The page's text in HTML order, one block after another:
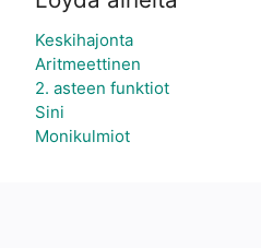
Keskihajonta
Aritmeettinen
2. asteen funktiot
Sini
Monikulmiot